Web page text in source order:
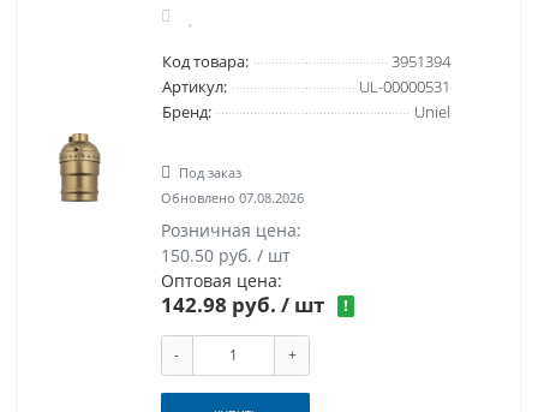
Код товара:
3951394
Артикул:
UL-00000531
Бренд:
Uniel
Под заказ
Обновлено 07.08.2026
Розничная цена:
150.50 руб. / шт
Оптовая цена:
142.98 руб. / шт !
- +